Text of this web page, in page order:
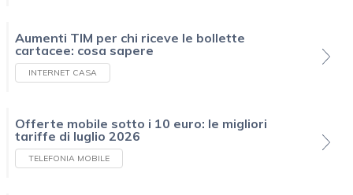
Aumenti TIM per chi riceve le bollette
cartacee: cosa sapere
INTERNET CASA
Offerte mobile sotto i 10 euro: le migliori
tariffe di luglio 2026
TELEFONIA MOBILE